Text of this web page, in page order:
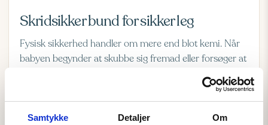
Samtykke Detaljer Om
Skridsikker bund for sikker leg
Fysisk sikkerhed handler om mere end blot kemi. Når
babyen begynder at skubbe sig fremad eller forsøger at
Vores tæpper er udstyret med en effektiv skridsikker
bund, der forhindrer tæppet i at glide på glatte trægulve
eller klinker. Det er en lille, men livsvigtig detalje, der